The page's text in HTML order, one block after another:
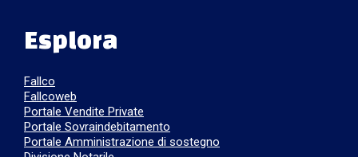
Esplora
Fallco
Fallcoweb
Portale Vendite Private
Portale Sovraindebitamento
Portale Amministrazione di sostegno